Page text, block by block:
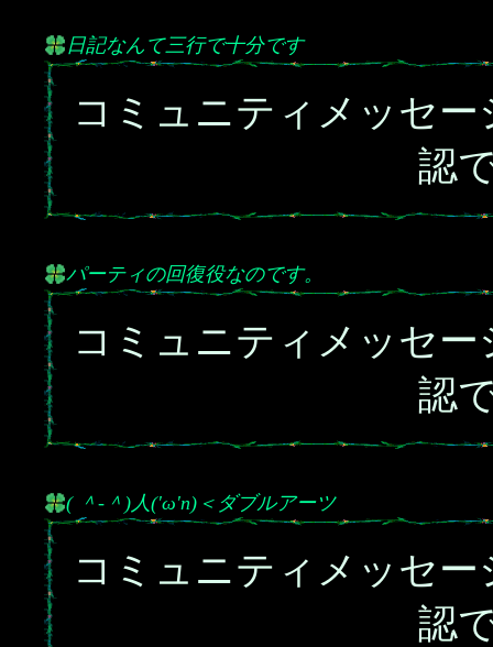
日記なんて三行で十分です
コミュニティメッセ
認
パーティの回復役なのです。
コミュニティメッセ
認
( ＾-＾)人('ω'n)＜ダブルアーツ
コミュニティメッセ
認